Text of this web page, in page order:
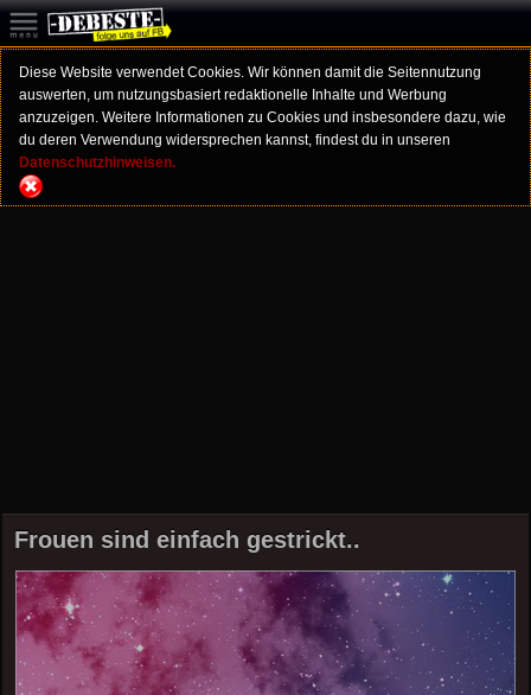
Diese Website verwendet Cookies. Wir können damit die Seitennutzung
auswerten, um nutzungsbasiert redaktionelle Inhalte und Werbung
anzuzeigen. Weitere Informationen zu Cookies und insbesondere dazu, wie
du deren Verwendung widersprechen kannst, findest du in unseren
Datenschutzhinweisen.
Frouen sind einfach gestrickt..